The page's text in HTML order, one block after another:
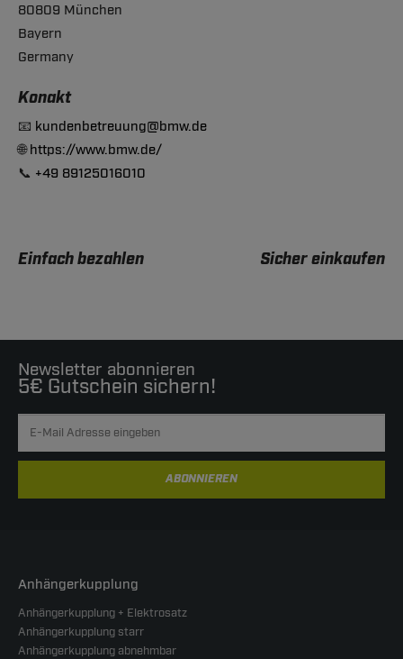
80809 München
Bayern
Germany
Konakt
📧 kundenbetreuung@bmw.de
🌐https://www.bmw.de/
📞 +49 89125016010
Einfach bezahlen Sicher einkaufen
Newsletter abonnieren
5€ Gutschein sichern!
ABONNIEREN
Anhängerkupplung
Anhängerkupplung + Elektrosatz
Anhängerkupplung starr
Anhängerkupplung abnehmbar